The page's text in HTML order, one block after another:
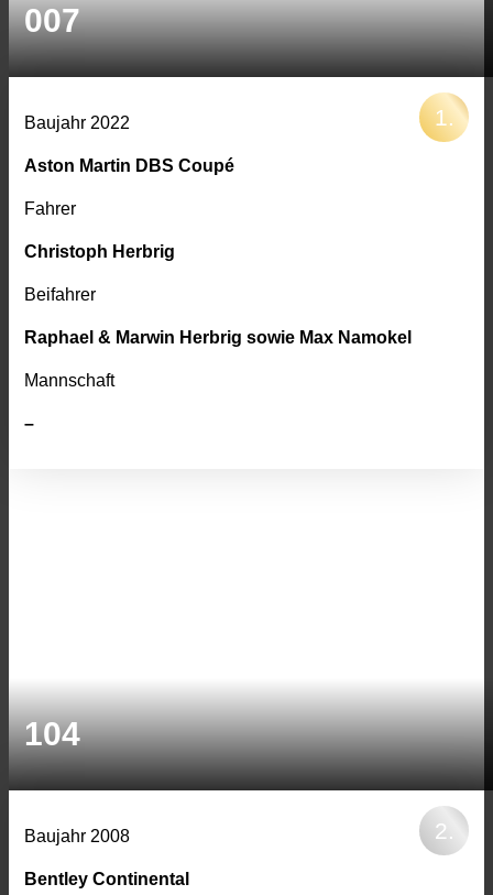
007
Baujahr 2022
Aston Martin DBS Coupé
Fahrer
Christoph Herbrig
Beifahrer
Raphael & Marwin Herbrig sowie Max Namokel
Mannschaft
–
104
Baujahr 2008
Bentley Continental